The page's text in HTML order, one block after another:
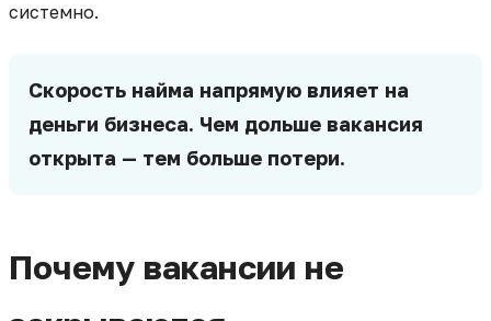
системно.
Скорость найма напрямую влияет на
деньги бизнеса. Чем дольше вакансия
открыта — тем больше потери.
Почему вакансии не